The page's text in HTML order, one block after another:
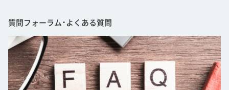
質問フォーラム･よくある質問